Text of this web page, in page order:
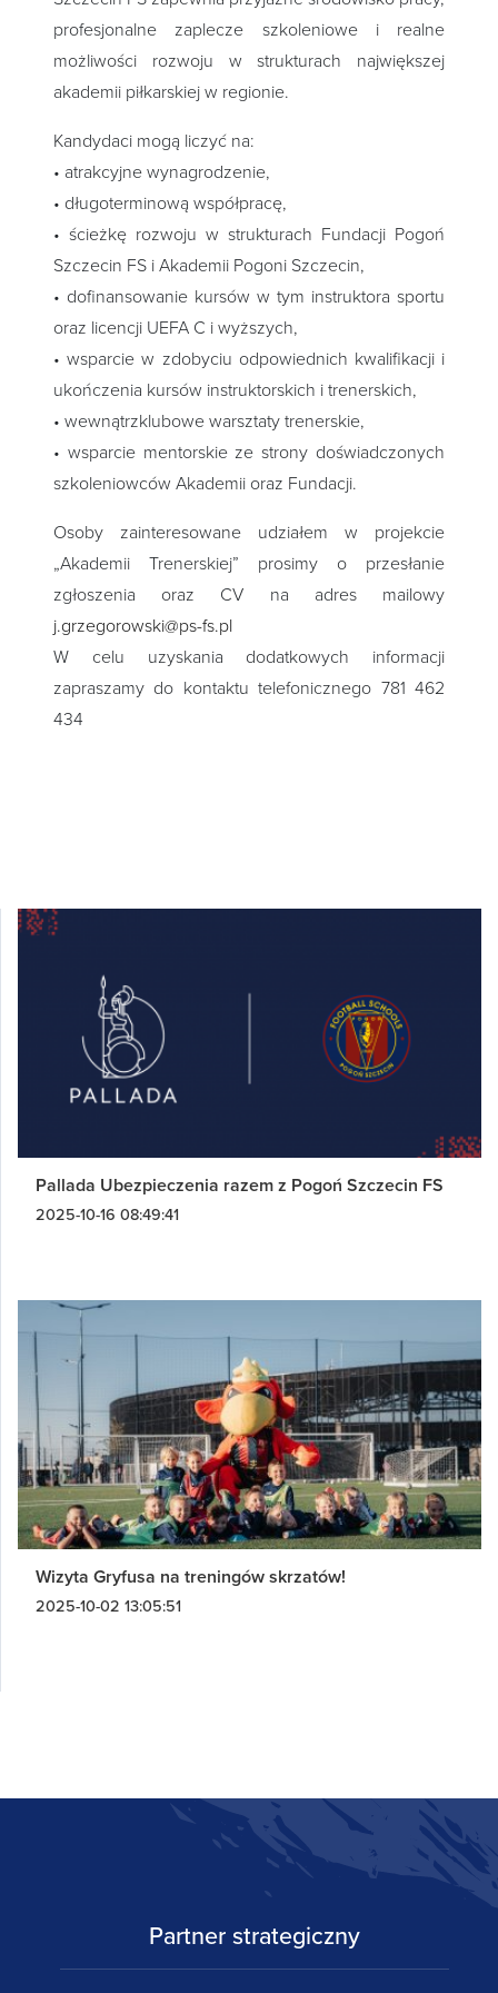
profesjonalne zaplecze szkoleniowe i realne
możliwości rozwoju w strukturach największej
akademii piłkarskiej w regionie.
Kandydaci mogą liczyć na:
• atrakcyjne wynagrodzenie,
• długoterminową współpracę,
• ścieżkę rozwoju w strukturach Fundacji Pogoń
Szczecin FS i Akademii Pogoni Szczecin,
• dofinansowanie kursów w tym instruktora sportu
oraz licencji UEFA C i wyższych,
• wsparcie w zdobyciu odpowiednich kwalifikacji i
ukończenia kursów instruktorskich i trenerskich,
• wewnątrzklubowe warsztaty trenerskie,
• wsparcie mentorskie ze strony doświadczonych
szkoleniowców Akademii oraz Fundacji.
Osoby zainteresowane udziałem w projekcie
„Akademii Trenerskiej” prosimy o przesłanie
zgłoszenia oraz CV na adres mailowy
j.grzegorowski@ps-fs.pl
W celu uzyskania dodatkowych informacji
zapraszamy do kontaktu telefonicznego 781 462
434
Pallada Ubezpieczenia razem z Pogoń Szczecin FS
2025-10-16 08:49:41
Wizyta Gryfusa na treningów skrzatów!
2025-10-02 13:05:51
Partner strategiczny